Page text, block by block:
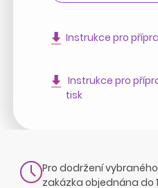
Instrukce pro
Instrukce pro
tisk
Pro dodržení
zakázka objednána do